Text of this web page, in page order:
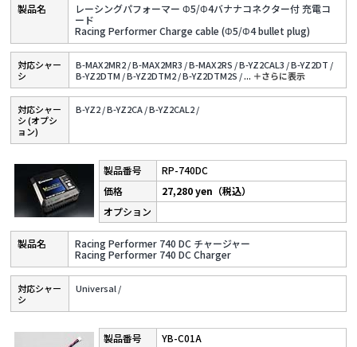
レーシングパフォーマー Φ5/Φ4バナナコネクター付 充電コ
ード
Racing Performer Charge cable (Φ5/Φ4 bullet plug)
対応シャー
シ
B-MAX2MR2 /B-MAX2MR3 /B-MAX2RS /B-YZ2CAL3 /B-YZ2DT /
B-YZ2DTM /B-YZ2DTM2 /B-YZ2DTM2S /... ＋さらに表⽰
対応シャー
シ (オプシ
ョン)
B-YZ2 /B-YZ2CA /B-YZ2CAL2 /
RP-740DC
Racing Performer 740 DC チャージャー
Racing Performer 740 DC Charger
27,280 yen（税込）
対応シャー
シ
Universal /
YB-C01A